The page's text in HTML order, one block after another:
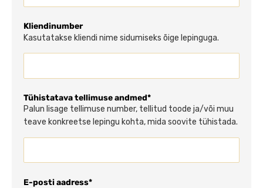
Kliendinumber
Kasutatakse kliendi nime sidumiseks õige lepinguga.
Tühistatava tellimuse andmed*
Palun lisage tellimuse number, tellitud toode ja/või muu
teave konkreetse lepingu kohta, mida soovite tühistada.
E-posti aadress*